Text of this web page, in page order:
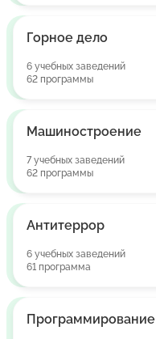
Горное дело
6 учебных заведений
62 программы
Машиностроение
7 учебных заведений
62 программы
Антитеррор
6 учебных заведений
61 программа
Программирование